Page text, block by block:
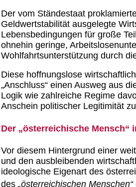
Der vom Ständestaat
Geldwertstabilität ausgelegte
Lebensbedingungen für große
ohnehin geringe,
Wohlfahrtsunterstützung durch
Diese hoffnungslose
„Anschluss“ einen Ausweg aus
Logik wie zahlreiche Regime
Anschein politischer Legitimität
Der „österreichische Mensch“
Vor diesem Hintergrund einer
und den ausbleibenden
ideologische Eigenart des
des „österreichischen Menschen“